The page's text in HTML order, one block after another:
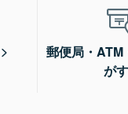
郵便局・ATM
がす